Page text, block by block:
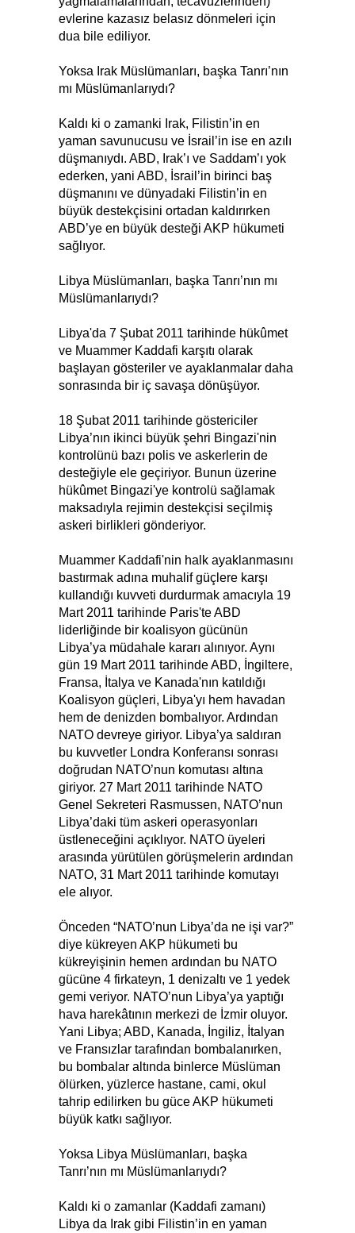
evlerine kazasız belasız dönmeleri için
dua bile ediliyor.
Yoksa Irak Müslümanları, başka Tanrı’nın
mı Müslümanlarıydı?
Kaldı ki o zamanki Irak, Filistin’in en
yaman savunucusu ve İsrail’in ise en azılı
düşmanıydı. ABD, Irak’ı ve Saddam’ı yok
ederken, yani ABD, İsrail’in birinci baş
düşmanını ve dünyadaki Filistin’in en
büyük destekçisini ortadan kaldırırken
ABD’ye en büyük desteği AKP hükumeti
sağlıyor.
Libya Müslümanları, başka Tanrı’nın mı
Müslümanlarıydı?
Libya'da 7 Şubat 2011 tarihinde hükûmet
ve Muammer Kaddafi karşıtı olarak
başlayan gösteriler ve ayaklanmalar daha
sonrasında bir iç savaşa dönüşüyor.
18 Şubat 2011 tarihinde göstericiler
Libya’nın ikinci büyük şehri Bingazi'nin
kontrolünü bazı polis ve askerlerin de
desteğiyle ele geçiriyor. Bunun üzerine
hükûmet Bingazi'ye kontrolü sağlamak
maksadıyla rejimin destekçisi seçilmiş
askeri birlikleri gönderiyor.
Muammer Kaddafi'nin halk ayaklanmasını
bastırmak adına muhalif güçlere karşı
kullandığı kuvveti durdurmak amacıyla 19
Mart 2011 tarihinde Paris'te ABD
liderliğinde bir koalisyon gücünün
Libya’ya müdahale kararı alınıyor. Aynı
gün 19 Mart 2011 tarihinde ABD, İngiltere,
Fransa, İtalya ve Kanada'nın katıldığı
Koalisyon güçleri, Libya'yı hem havadan
hem de denizden bombalıyor. Ardından
NATO devreye giriyor. Libya’ya saldıran
bu kuvvetler Londra Konferansı sonrası
doğrudan NATO’nun komutası altına
giriyor. 27 Mart 2011 tarihinde NATO
Genel Sekreteri Rasmussen, NATO’nun
Libya’daki tüm askeri operasyonları
üstleneceğini açıklıyor. NATO üyeleri
arasında yürütülen görüşmelerin ardından
NATO, 31 Mart 2011 tarihinde komutayı
ele alıyor.
Önceden “NATO’nun Libya’da ne işi var?”
diye kükreyen AKP hükumeti bu
kükreyişinin hemen ardından bu NATO
gücüne 4 firkateyn, 1 denizaltı ve 1 yedek
gemi veriyor. NATO’nun Libya’ya yaptığı
hava harekâtının merkezi de İzmir oluyor.
Yani Libya; ABD, Kanada, İngiliz, İtalyan
ve Fransızlar tarafından bombalanırken,
bu bombalar altında binlerce Müslüman
ölürken, yüzlerce hastane, cami, okul
tahrip edilirken bu güce AKP hükumeti
büyük katkı sağlıyor.
Yoksa Libya Müslümanları, başka
Tanrı’nın mı Müslümanlarıydı?
Kaldı ki o zamanlar (Kaddafi zamanı)
Libya da Irak gibi Filistin’in en yaman